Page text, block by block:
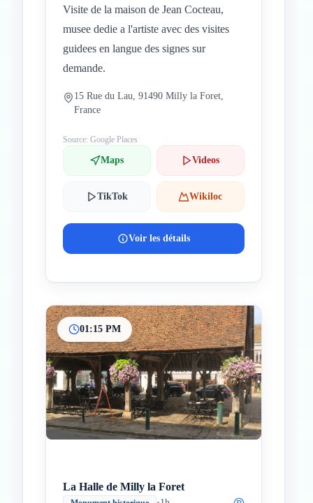
Visite de la maison de Jean Cocteau,
musee dedie a l'artiste avec des visites
guidees en langue des signes sur
demande.
15 Rue du Lau, 91490 Milly la Foret,
France
Source: Google Places
Maps Videos
TikTok Wikiloc
Voir les détails
01:15 PM
La Halle de Milly la Foret